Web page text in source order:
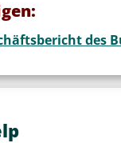
des